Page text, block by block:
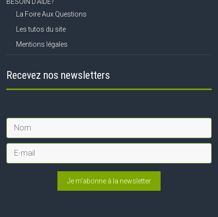
La Foire Aux Questions
Les tutos du site
Mentions légales
Recevez nos newsletters
Je m'abonne à la newsletter